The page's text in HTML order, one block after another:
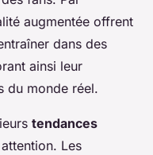
augmentée offrent
dans des
ainsi leur
du monde réel.
tendances
Les